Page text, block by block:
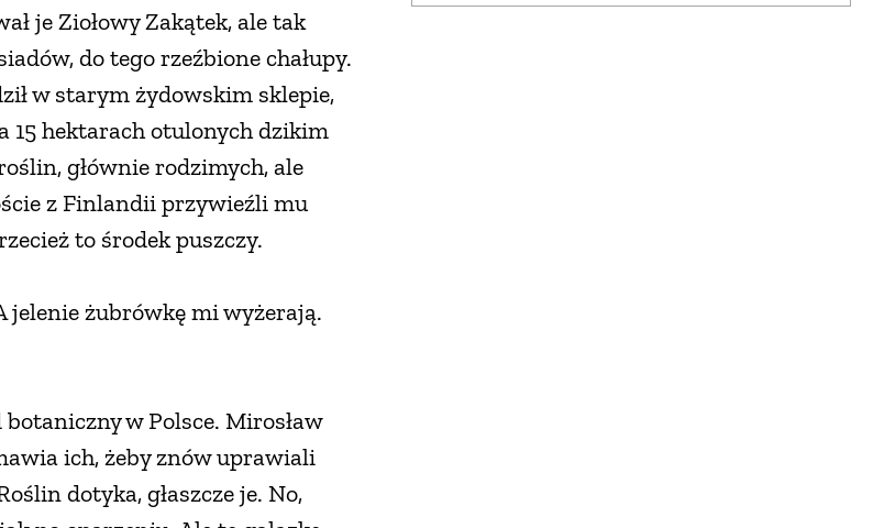
je Ziołowy Zakątek, ale tak
do tego rzeźbione chałupy.
w starym żydowskim sklepie,
15 hektarach otulonych dzikim
głównie rodzimych, ale
z Finlandii przywieźli mu
to środek puszczy.
żubrówkę mi wyżerają.
w Polsce. Mirosław
ich, żeby znów uprawiali
dotyka, głaszcze je. No,